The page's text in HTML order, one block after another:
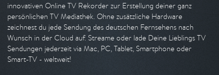
innovativen Online TV Rekorder zur Erstellung deiner ganz
persönlichen TV Mediathek. Ohne zusätzliche Hardware
zeichnest du jede Sendung des deutschen Fernsehens nach
Wunsch in der Cloud auf. Streame oder lade Deine Lieblings TV
Sendungen jederzeit via Mac, PC, Tablet, Smartphone oder
Smart-TV - weltweit!